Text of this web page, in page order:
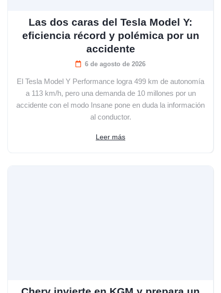
Las dos caras del Tesla Model Y:
eficiencia récord y polémica por un
accidente
6 de agosto de 2026
El Tesla Model Y Performance logra 499 km de autonomía
a 113 km/h, pero una demanda de 10 millones por un
accidente con el modo Insane pone en duda la información
al conductor.
Leer más